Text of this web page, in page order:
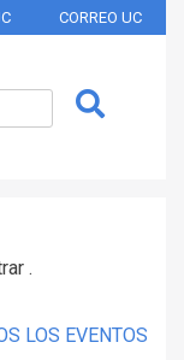
CORREO UC
.
LOS EVENTOS